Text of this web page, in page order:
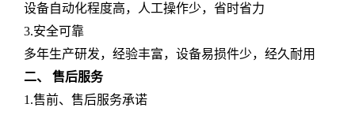
设备自动化程度高，人工操作少，省时省力
3.安全可靠
多年生产研发，经验丰富，设备易损件少，经久耐用
二、
售后服务
1.售前、售后服务承诺